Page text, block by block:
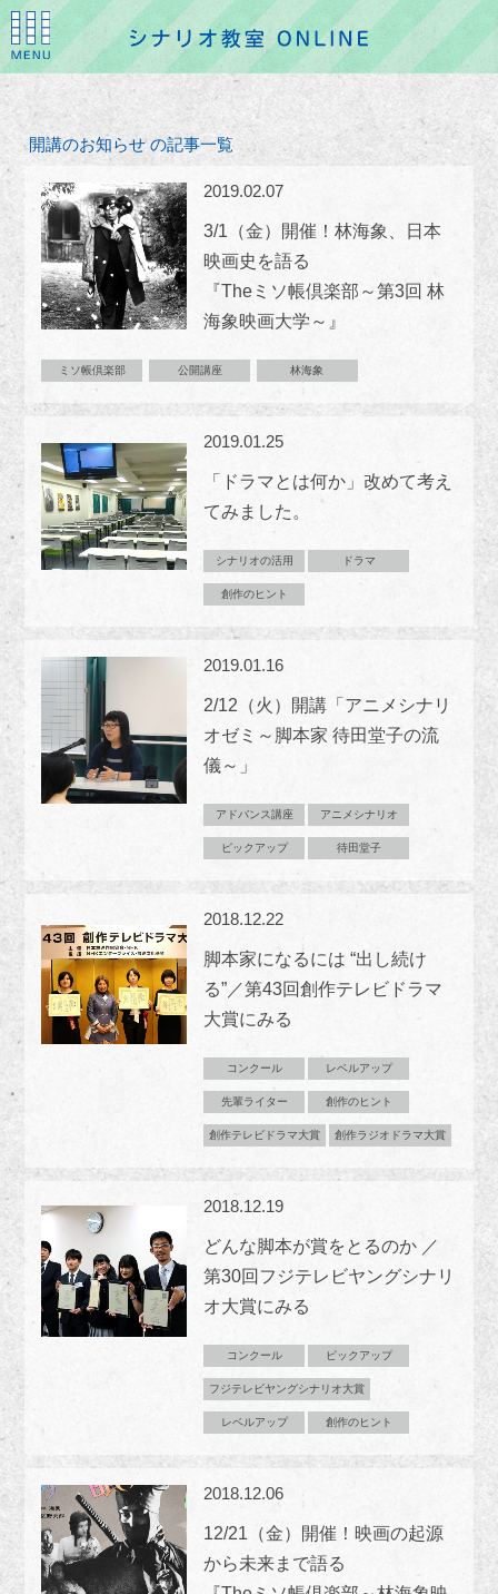
開講のお知らせ の記事一覧
2019.02.07
3/1（金）開催！林海象、日本
映画史を語る
『Theミソ帳倶楽部～第3回 林
海象映画大学～』
ミソ帳倶楽部 公開講座 林海象
2019.01.25
「ドラマとは何か」改めて考え
てみました。
シナリオの活用 ドラマ
創作のヒント
2019.01.16
2/12（火）開講「アニメシナリ
オゼミ～脚本家 待田堂子の流
儀～」
アドバンス講座 アニメシナリオ
ピックアップ 待田堂子
2018.12.22
脚本家になるには “出し続け
る”／第43回創作テレビドラマ
大賞にみる
コンクール レベルアップ
先輩ライター 創作のヒント
創作テレビドラマ大賞 創作ラジオドラマ大賞
2018.12.19
どんな脚本が賞をとるのか ／
第30回フジテレビヤングシナリ
オ大賞にみる
コンクール ピックアップ
フジテレビヤングシナリオ大賞
レベルアップ 創作のヒント
2018.12.06
12/21（金）開催！映画の起源
から未来まで語る